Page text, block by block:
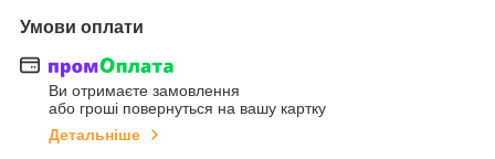
Умови оплати
Ви отримаєте замовлення
або гроші повернуться на вашу картку
Детальніше